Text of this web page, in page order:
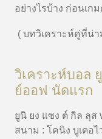
อย่างไรบ้าง ก่อนเ
( บทวิเคราะห์คู่ที่น่า
วิเคราะห์บอล
ย์ออฟ นัดแรก
ยูนิ ยง แซง ต์ กิล ลุส
สนาม : โคนิง บูเดอ